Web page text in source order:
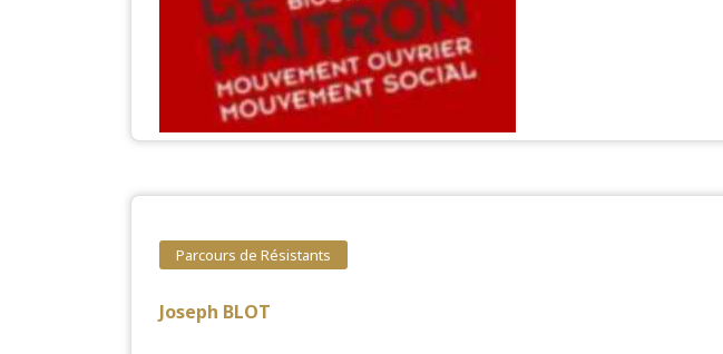
Parcours de Résistants
Joseph BLOT